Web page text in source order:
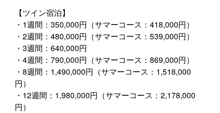
【ツイン宿泊】
・1週間：350,000円（サマーコース：418,000円）
・2週間：480,000円（サマーコース：539,000円）
・3週間：640,000円
・4週間：790,000円（サマーコース：869,000円）
・8週間：1,490,000円（サマーコース：1,518,000
円）
・12週間：1,980,000円（サマーコース：2,178,000
円）